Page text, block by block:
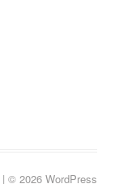
| © 2026 WordPress